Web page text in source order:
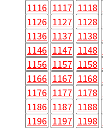
1116 1117 1118
1126 1127 1128
1136 1137 1138
1146 1147 1148
1156 1157 1158
1166 1167 1168
1176 1177 1178
1186 1187 1188
1196 1197 1198